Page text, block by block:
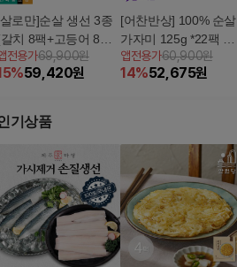
로만]순살 생선 3종
치 8팩+고등어 8팩
가자미10팩/총26팩)
전용가69,900원
%59,420원
[어찬반상] 100% 순살
가자미 125g *22팩 총
44개/흰살생선 생선
앱전용가60,900원
14%52,675원
기상품